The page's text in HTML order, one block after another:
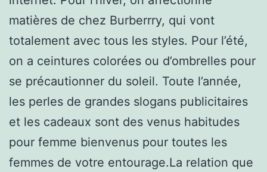
matières de chez Burberrry, qui vont
totalement avec tous les styles. Pour l’été,
on a ceintures colorées ou d’ombrelles pour
se précautionner du soleil. Toute l’année,
les perles de grandes slogans publicitaires
et les cadeaux sont des venus habitudes
pour femme bienvenus pour toutes les
femmes de votre entourage.La relation que